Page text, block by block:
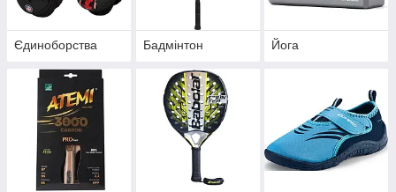
Єдиноборства Бадмінтон Йога